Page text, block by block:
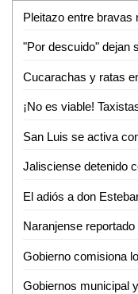
Pleitazo entre bravas
San Luis se activa
Jalisciense detenido
Naranjense
Gobierno comisiona